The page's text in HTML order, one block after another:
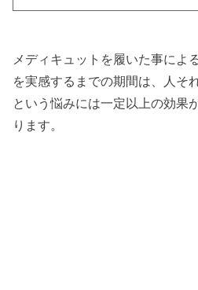
メディキュットを履いた事によ
を実感するまでの期間は、人そ
という悩みには一定以上の効果
ります。